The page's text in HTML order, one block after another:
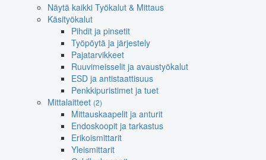
Näytä kaikki Työkalut & Mittaus
Käsityökalut
Pihdit ja pinsetit
Työpöytä ja järjestely
Pajatarvikkeet
Ruuvimeisselit ja avaustyökalut
ESD ja antistaattisuus
Penkkipuristimet ja tuet
Mittalaitteet (2)
Mittauskaapelit ja anturit
Endoskoopit ja tarkastus
Erikoismittarit
Yleismittarit